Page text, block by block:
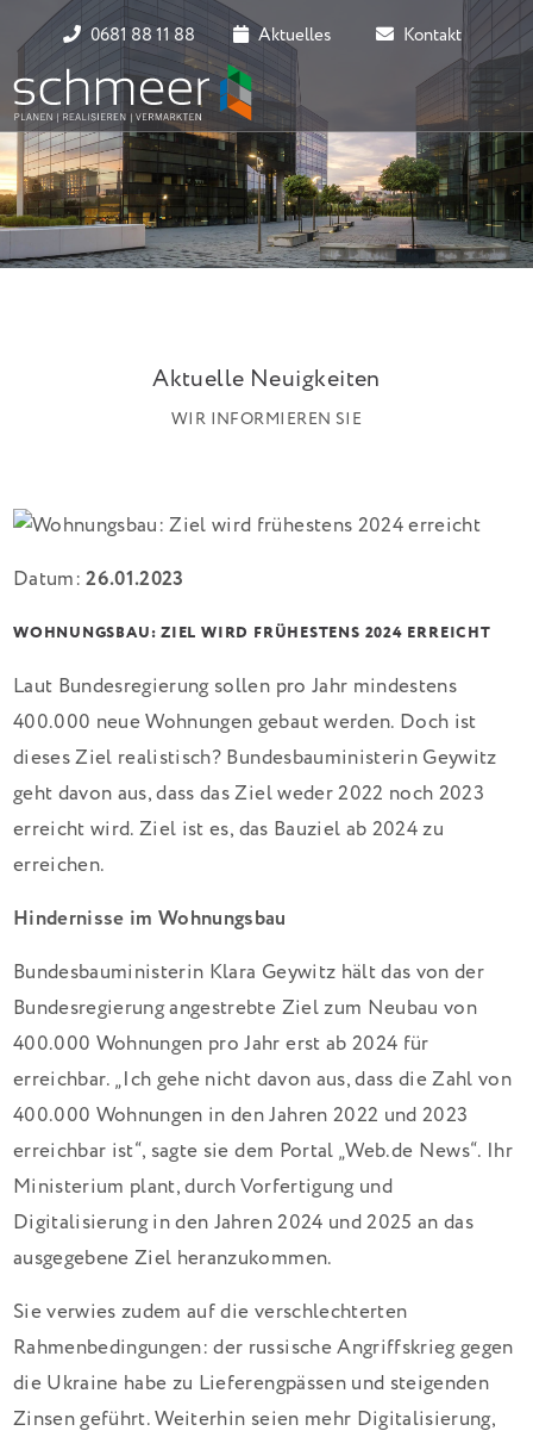
0681 88 11 88 Aktuelles Kontakt
Aktuelle Neuigkeiten
WIR INFORMIEREN SIE
Datum:26.01.2023
WOHNUNGSBAU: ZIEL WIRD FRÜHESTENS 2024 ERREICHT
Laut Bundesregierung sollen pro Jahr mindestens
400.000 neue Wohnungen gebaut werden. Doch ist
dieses Ziel realistisch? Bundesbauministerin Geywitz
geht davon aus, dass das Ziel weder 2022 noch 2023
erreicht wird. Ziel ist es, das Bauziel ab 2024 zu
erreichen.
Hindernisse im Wohnungsbau
Bundesbauministerin Klara Geywitz hält das von der
Bundesregierung angestrebte Ziel zum Neubau von
400.000 Wohnungen pro Jahr erst ab 2024 für
erreichbar. „Ich gehe nicht davon aus, dass die Zahl von
400.000 Wohnungen in den Jahren 2022 und 2023
erreichbar ist“, sagte sie dem Portal „Web.de News“. Ihr
Ministerium plant, durch Vorfertigung und
Digitalisierung in den Jahren 2024 und 2025 an das
ausgegebene Ziel heranzukommen.
Sie verwies zudem auf die verschlechterten
Rahmenbedingungen: der russische Angriffskrieg gegen
die Ukraine habe zu Lieferengpässen und steigenden
Zinsen geführt. Weiterhin seien mehr Digitalisierung,